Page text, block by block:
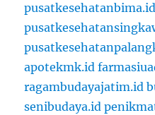
pusatkesehatanbima.id
apotekmk.id
ragambudayajatim.id
senibudaya.id